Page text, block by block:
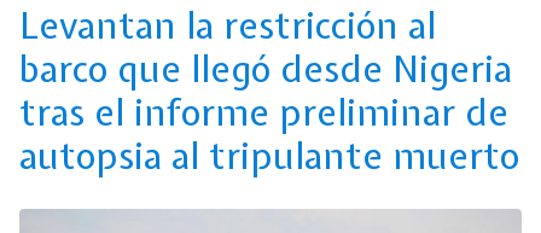
Levantan la restricción al
barco que llegó desde Nigeria
tras el informe preliminar de
autopsia al tripulante muerto